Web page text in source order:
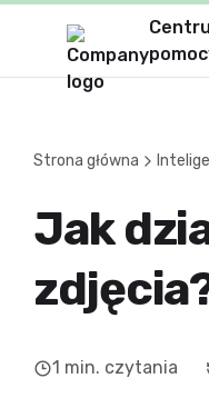
Strona główna
Jak
1 min. czytania